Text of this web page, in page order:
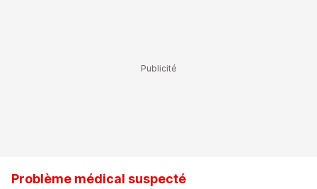
Problème médical suspecté